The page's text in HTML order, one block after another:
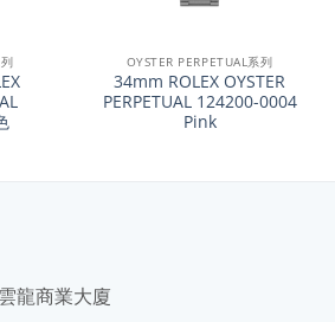
OYSTER PERPETUAL系列
34mm ROLEX OYSTER
PERPETUAL 124200-0004
Pink
龍商業大廈